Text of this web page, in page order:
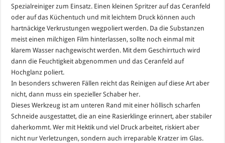
Spezialreiniger zum Einsatz. Einen kleinen Spritzer auf das Ceranfeld
oder auf das Küchentuch und mit leichtem Druck können auch
hartnäckige Verkrustungen wegpoliert werden. Da die Substanzen
meist einen milchigen Film hinterlassen, sollte noch einmal mit
klarem Wasser nachgewischt werden. Mit dem Geschirrtuch wird
dann die Feuchtigkeit abgenommen und das Ceranfeld auf
Hochglanz poliert.
In besonders schweren Fällen reicht das Reinigen auf diese Art aber
nicht, dann muss ein spezieller Schaber her.
Dieses Werkzeug ist am unteren Rand mit einer höllisch scharfen
Schneide ausgestattet, die an eine Rasierklinge erinnert, aber stabiler
daherkommt. Wer mit Hektik und viel Druck arbeitet, riskiert aber
nicht nur Verletzungen, sondern auch irreparable Kratzer im Glas.